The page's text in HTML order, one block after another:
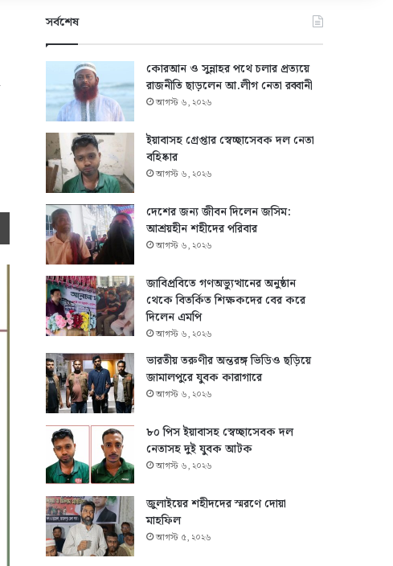
Print
সর্বশেষ
কোরআন ও সুন্নাহর পথে চলার প্রত্যয়ে
রাজনীতি ছাড়লেন আ.লীগ নেতা রব্বানী
আগস্ট ৬, ২০২৬
ইয়াবাসহ গ্রেপ্তার স্বেচ্ছাসেবক দল নেতা
বহিষ্কার
আগস্ট ৬, ২০২৬
দেশের জন্য জীবন দিলেন জসিম:
আশ্রয়হীন শহীদের পরিবার
আগস্ট ৬, ২০২৬
জাবিপ্রবিতে গণঅভ্যুত্থানের অনুষ্ঠান
থেকে বিতর্কিত শিক্ষকদের বের করে
দিলেন এমপি
আগস্ট ৬, ২০২৬
ভারতীয় তরুণীর অন্তরঙ্গ ভিডিও ছড়িয়ে
জামালপুরে যুবক কারাগারে
আগস্ট ৬, ২০২৬
৮০ পিস ইয়াবাসহ স্বেচ্ছাসেবক দল
নেতাসহ দুই যুবক আটক
আগস্ট ৬, ২০২৬
জুলাইয়ের শহীদদের স্মরণে দোয়া
মাহফিল
আগস্ট ৫, ২০২৬